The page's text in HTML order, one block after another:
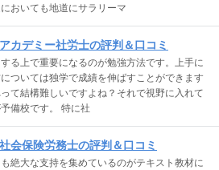
おいても地道にサラリーマ
カデミー社労士の評判＆口コミ
る上で重要になるのが勉強方法です。上手に
ついては独学で成績を伸ばすことができます
て結構難しいですよね？それで視野に入れて
備校です。 特に社
会保険労務士の評判＆口コミ
絶大な支持を集めているのがテキスト教材に